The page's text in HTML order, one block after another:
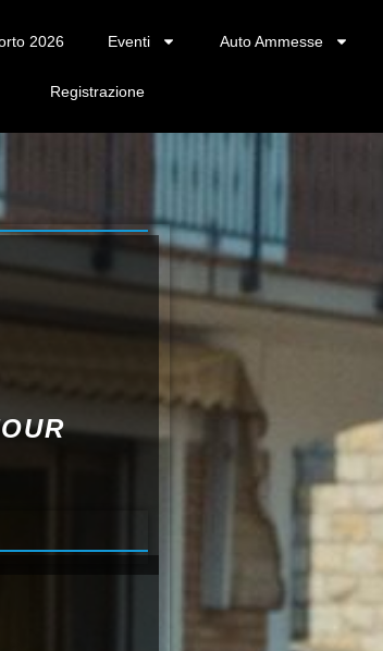
2026 Eventi Auto Ammesse
Registrazione